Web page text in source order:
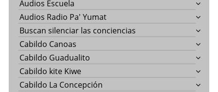
Audios Escuela
Audios Radio Pa' Yumat
Buscan silenciar las conciencias
Cabildo Canoas
Cabildo Guadualito
Cabildo kite Kiwe
Cabildo La Concepción